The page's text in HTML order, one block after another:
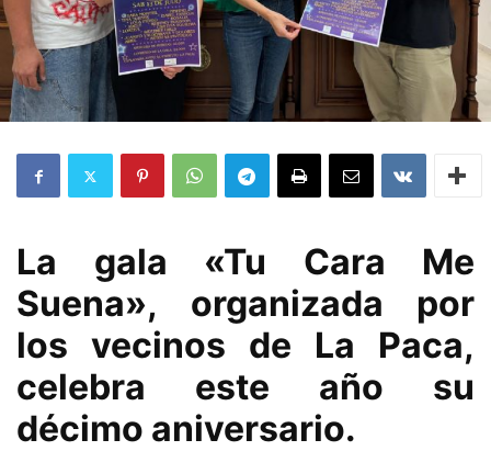
La gala «Tu Cara Me
Suena», organizada por
los vecinos de La Paca,
celebra este año su
décimo aniversario.